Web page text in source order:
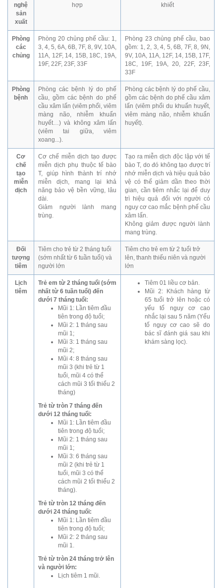
nghệ
sản
xuất
hợp khiết
Phòng
các
chủng
Phòng 20 chủng phế cầu: 1,
3, 4, 5, 6A, 6B, 7F, 8, 9V, 10A,
11A, 12F, 14, 15B, 18C, 19A,
19F, 22F, 23F, 33F
Phòng 23 chủng phế cầu, bao
gồm: 1, 2, 3, 4, 5, 6B, 7F, 8, 9N,
9V, 10A, 11A, 12F, 14, 15B, 17F,
18C, 19F, 19A, 20, 22F, 23F,
33F
Phòng
bệnh
Phòng các bệnh lý do phế
cầu, gồm các bệnh do phế
cầu xâm lấn (viêm phổi, viêm
màng não, nhiễm khuẩn
huyết…) và không xâm lấn
(viêm tai giữa, viêm
xoang...).
Phòng các bệnh lý do phế cầu,
gồm các bệnh do phế cầu xâm
lấn (viêm phổi du khuẩn huyết,
viêm màng não, nhiễm khuẩn
huyết).
Cơ
chế
tạo
miễn
dịch
Cơ chế miễn dịch tạo được
miễn dịch phụ thuộc tế bào
T, giúp hình thành trí nhớ
miễn dịch, mang lại khả
năng bảo vệ bền vững, lâu
dài.
Giảm người lành mang
trùng.
Tạo ra miễn dịch độc lập với tế
bào T, do đó không tạo được trí
nhớ miễn dịch và hiệu quả bảo
vệ có thể giảm dần theo thời
gian, cần tiêm nhắc lại để duy
trì hiệu quả đối với người có
nguy cơ cao mắc bệnh phế cầu
xâm lấn.
Không giảm được người lành
mang trùng.
Đối
tượng
tiêm
Tiêm cho trẻ từ 2 tháng tuổi
(sớm nhất từ 6 tuần tuổi) và
người lớn
Tiêm cho trẻ em từ 2 tuổi trở
lên, thanh thiếu niên và người
lớn
Lịch
tiêm
Trẻ em từ 2 tháng tuổi (sớm
nhất từ 6 tuần tuổi) đến
dưới 7 tháng tuổi:
Mũi 1: Lần tiêm đầu
tiên trong độ tuổi;
Mũi 2: 1 tháng sau
mũi 1;
Mũi 3: 1 tháng sau
mũi 2;
Mũi 4: 8 tháng sau
mũi 3 (khi trẻ từ 1
tuổi, mũi 4 có thể
cách mũi 3 tối thiểu 2
tháng)
Trẻ từ tròn 7 tháng đến
dưới 12 tháng tuổi:
Mũi 1: Lần tiêm đầu
tiên trong độ tuổi;
Mũi 2: 1 tháng sau
mũi 1;
Mũi 3: 6 tháng sau
mũi 2 (khi trẻ từ 1
tuổi, mũi 3 có thể
cách mũi 2 tối thiểu 2
tháng).
Trẻ từ tròn 12 tháng đến
dưới 24 tháng tuổi:
Mũi 1: Lần tiêm đầu
tiên trong độ tuổi;
Mũi 2: 2 tháng sau
mũi 1.
Trẻ từ tròn 24 tháng trở lên
và người lớn:
Lịch tiêm 1 mũi.
Tiêm 01 liều cơ bản.
Mũi 2: Khách hàng từ
65 tuổi trở lên hoặc có
yếu tố nguy cơ cao
nhắc lại sau 5 năm (Yếu
tố nguy cơ cao sẽ do
bác sĩ đánh giá sau khi
khám sàng lọc).